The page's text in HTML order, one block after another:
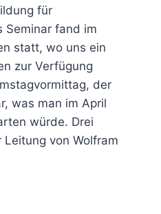
für
Seminar fand im
statt, wo uns ein
zur Verfügung
der
was man im April
würde. Drei
von Wolfram